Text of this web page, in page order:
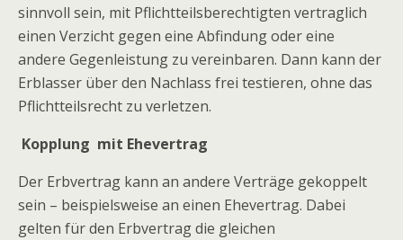
sinnvoll sein, mit Pflichtteilsberechtigten vertraglich
einen Verzicht gegen eine Abfindung oder eine
andere Gegenleistung zu vereinbaren. Dann kann der
Erblasser über den Nachlass frei testieren, ohne das
Pflichtteilsrecht zu verletzen.
Kopplung mit Ehevertrag
Der Erbvertrag kann an andere Verträge gekoppelt
sein – beispielsweise an einen Ehevertrag. Dabei
gelten für den Erbvertrag die gleichen